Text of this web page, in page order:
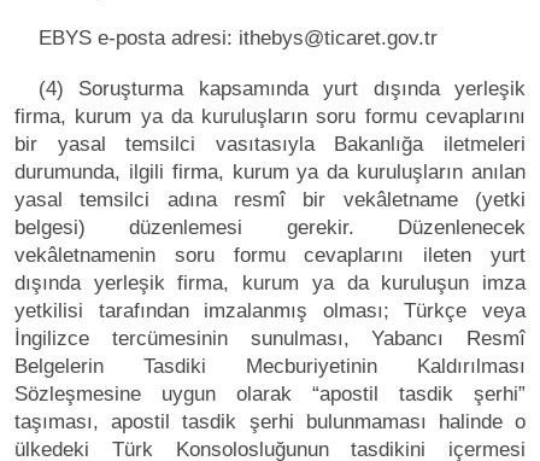
EBYS e-posta adresi: ithebys@ticaret.gov.tr
(4) Soruşturma kapsamında yurt dışında yerleşik
firma, kurum ya da kuruluşların soru formu cevaplarını
bir yasal temsilci vasıtasıyla Bakanlığa iletmeleri
durumunda, ilgili firma, kurum ya da kuruluşların anılan
yasal temsilci adına resmî bir vekâletname (yetki
belgesi) düzenlemesi gerekir. Düzenlenecek
vekâletnamenin soru formu cevaplarını ileten yurt
dışında yerleşik firma, kurum ya da kuruluşun imza
yetkilisi tarafından imzalanmış olması; Türkçe veya
İngilizce tercümesinin sunulması, Yabancı Resmî
Belgelerin Tasdiki Mecburiyetinin Kaldırılması
Sözleşmesine uygun olarak “apostil tasdik şerhi”
taşıması, apostil tasdik şerhi bulunmaması halinde o
ülkedeki Türk Konsolosluğunun tasdikini içermesi